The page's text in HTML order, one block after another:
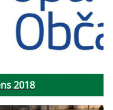
2018